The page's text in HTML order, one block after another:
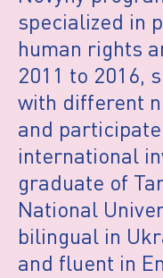
specialized in
human rights
2011 to 2016,
with different
and
international
graduate of
National
bilingual in
and fluent in